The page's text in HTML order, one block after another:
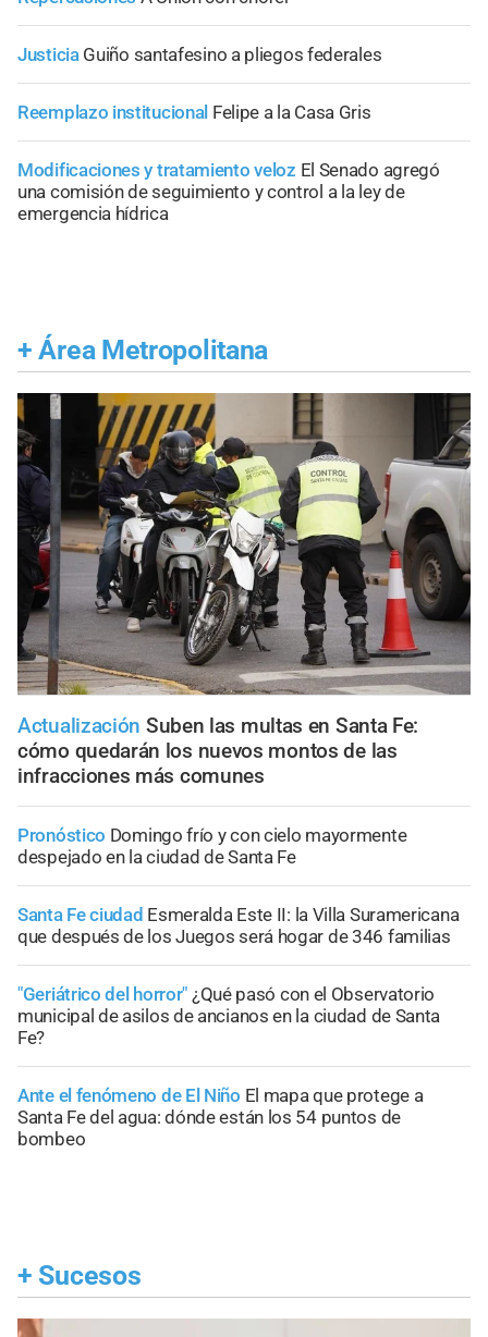
Justicia Guiño santafesino a pliegos federales
Reemplazo institucional Felipe a la Casa Gris
Modificaciones y tratamiento veloz El Senado agregó
una comisión de seguimiento y control a la ley de
emergencia hídrica
+ Área Metropolitana
Actualización Suben las multas en Santa Fe:
cómo quedarán los nuevos montos de las
infracciones más comunes
Pronóstico Domingo frío y con cielo mayormente
despejado en la ciudad de Santa Fe
Santa Fe ciudad Esmeralda Este II: la Villa Suramericana
que después de los Juegos será hogar de 346 familias
"Geriátrico del horror" ¿Qué pasó con el Observatorio
municipal de asilos de ancianos en la ciudad de Santa
Fe?
Ante el fenómeno de El Niño El mapa que protege a
Santa Fe del agua: dónde están los 54 puntos de
bombeo
+ Sucesos